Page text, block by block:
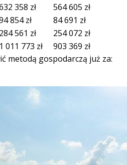
358 zł 564 605 zł
854zł 84 691 zł
284 561 zł 254 072 zł
1 011 773 zł 903 369 zł
metodą gospodarczą już za: